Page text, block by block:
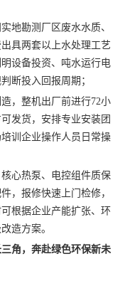
地勘测厂区废水水质、
具两套以上水处理工艺
设备投资、吨水运行电
断投入回报周期；
，整机出厂前进行72小
发货，安排专业安装团
训企业操作人员日常操
心热泵、电控组件质保
，报修快速上门检修，
根据企业产能扩张、环
造方案。
角，奔赴绿色环保新未